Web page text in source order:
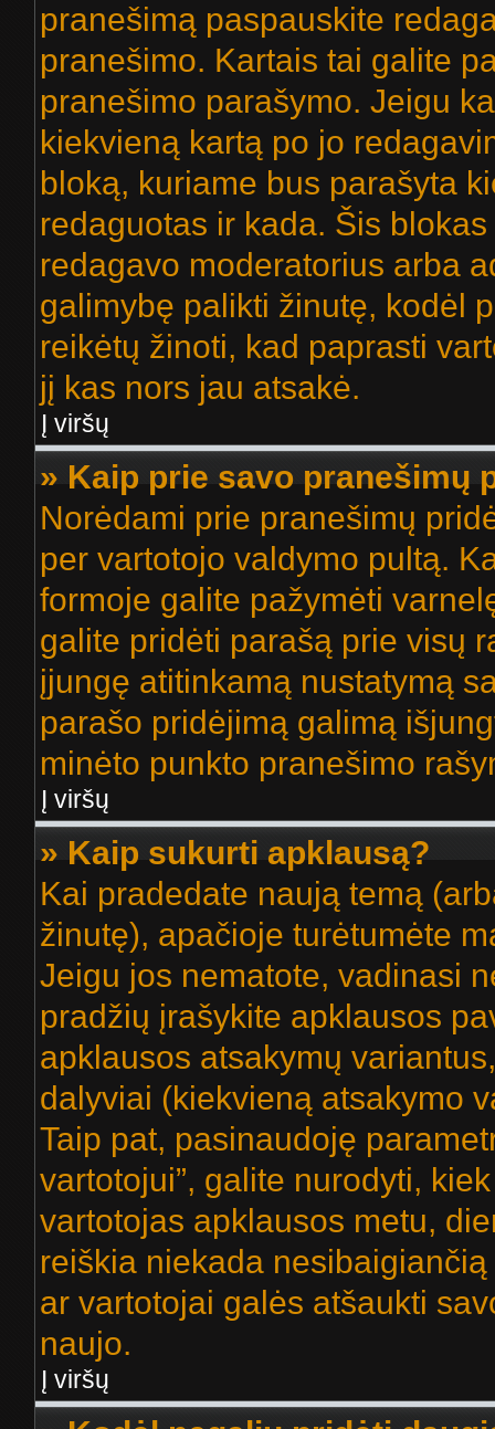
pranešimą paspauskite
pranešimo. Kartais tai galite
pranešimo parašymo. Jeigu
kiekvieną kartą po jo
bloką, kuriame bus parašyta
redaguotas ir kada. Šis
redagavo moderatorius arba
galimybę palikti žinutę, kodėl
reikėtų žinoti, kad paprasti
jį kas nors jau atsakė.
Į viršų
» Kaip prie savo pranešimų
Norėdami prie pranešimų
per vartotojo valdymo pultą.
formoje galite pažymėti
galite pridėti parašą prie visų
įjungę atitinkamą nustatymą
parašo pridėjimą galimą
minėto punkto pranešimo
Į viršų
» Kaip sukurti apklausą?
Kai pradedate naują temą
žinutę), apačioje turėtumėte
Jeigu jos nematote, vadinasi
pradžių įrašykite apklausos
apklausos atsakymų
dalyviai (kiekvieną atsakymo
Taip pat, pasinaudoję
vartotojui”, galite nurodyti,
vartotojas apklausos metu,
reiškia niekada
ar vartotojai galės atšaukti
naujo.
Į viršų